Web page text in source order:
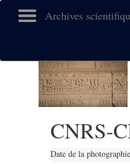
Archives
CNRS-
Date de la